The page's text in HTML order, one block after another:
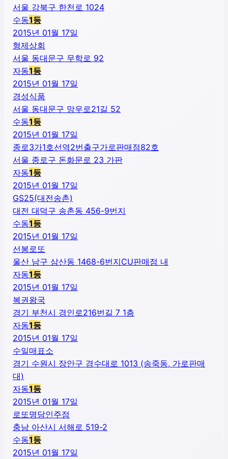
서울 강북구 한천로 1024
수동1등
2015년 01월 17일
형제상회
서울 동대문구 무학로 92
자동1등
2015년 01월 17일
경성식품
서울 동대문구 망우로21길 52
수동1등
2015년 01월 17일
종로3가1호선역2번출구가로판매점82호
서울 종로구 돈화문로 23 가판
자동1등
2015년 01월 17일
GS25(대전송촌)
대전 대덕구 송촌동 456-9번지
수동1등
2015년 01월 17일
선봉로또
울산 남구 삼산동 1468-6번지CU판매점 내
자동1등
2015년 01월 17일
복권왕국
경기 부천시 경인로216번길 7 1층
자동1등
2015년 01월 17일
수일매표소
경기 수원시 장안구 경수대로 1013 (송죽동, 가로판매
대)
자동1등
2015년 01월 17일
로또명당인주점
충남 아산시 서해로 519-2
수동1등
2015년 01월 17일